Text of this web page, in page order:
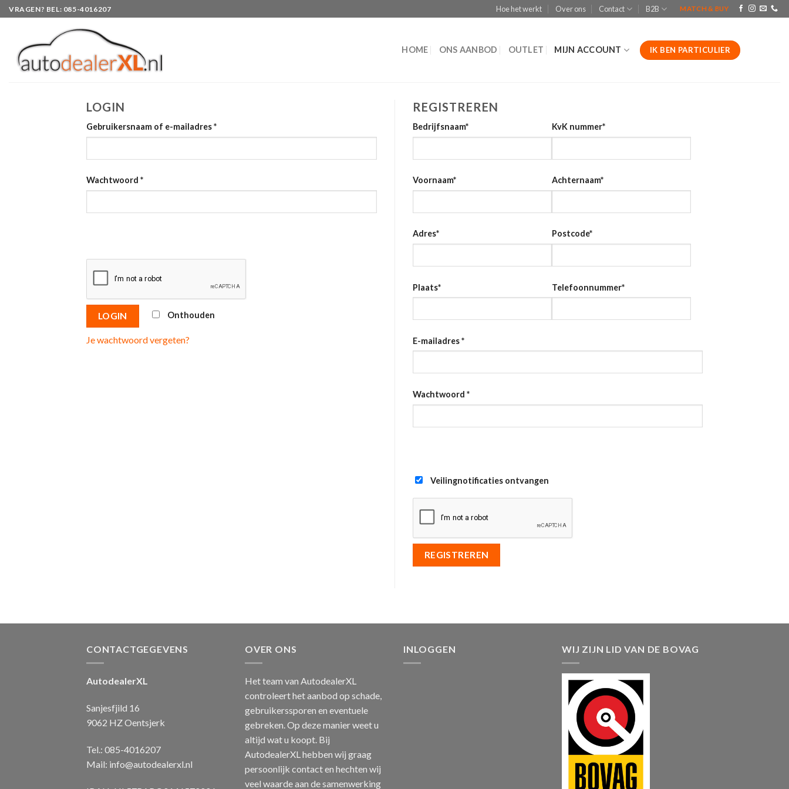
Skip
to
VRAGEN? BEL: 085-4016207 Hoe het werkt Over ons Contact B2B MATCH & BUY
HOME ONS AANBOD OUTLET MIJN ACCOUNT IK BEN PARTICULIER
LOGIN
Gebruikersnaam of e-mailadres*
Wachtwoord *
LOGIN Onthouden
Je wachtwoord vergeten?
REGISTREREN
Bedrijfsnaam* KvK nummer*
Voornaam* Achternaam*
Adres* Postcode*
Plaats* Telefoonnummer*
E-mailadres*
Wachtwoord *
Veilingnotificaties ontvangen
REGISTREREN
CONTACTGEGEVENS
AutodealerXL
Sanjesfjild 16
9062 HZ Oentsjerk
Tel.: 085-4016207
Mail: info@autodealerxl.nl
OVER ONS
Het team van AutodealerXL
controleert het aanbod op schade,
gebruikerssporen en eventuele
gebreken. Op deze manier weet u
altijd wat u koopt. Bij
AutodealerXL hebben wij graag
persoonlijk contact en hechten wij
veel waarde aan de samenwerking
INLOGGEN WIJ ZIJN LID VAN DE BOVAG